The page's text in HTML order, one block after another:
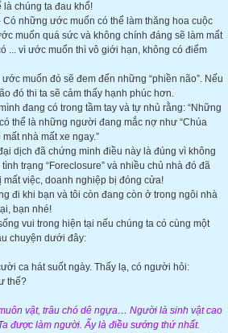
là chúng ta đau khổ!
Có những ước muốn có thể làm thăng hoa cuộc
muốn quá sức và không chính đáng sẽ làm mất
... vì ước muốn thì vô giới hạn, không có điểm
muốn đó sẽ đem đến những “phiền não”. Nếu
đó thi ta sẽ cảm thấy hạnh phúc hơn.
đang có trong tầm tay và tự nhủ rằng: “Những
thể là những người đang mắc nợ như “Chúa
nhà mất xe ngay.”
dịch đã chứng minh điều này là đúng vì không
trạng “Foreclosure” và nhiều chủ nhà đó đã
mất việc, doanh nghiệp bị đóng cửa!
đi khi bạn và tôi còn đang còn ở trong ngôi nhà
bạn nhé!
vui trong hiện tại nếu chúng ta có cùng một
chuyện dưới đây:
ca hát suốt ngày. Thấy lạ, có người hỏi:
thế?
vật, trâu chó dê ngựa… Người là sinh vật cao
được làm người. Ấy là điều sướng thứ nhất.